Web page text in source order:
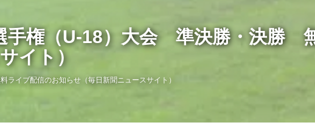
手権（U-18）大会 準決勝・決勝
イト）
イブ配信のお知らせ（毎日新聞ニュースサイト）